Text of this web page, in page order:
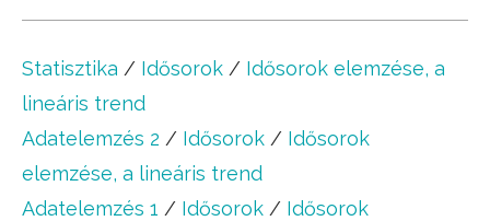
Statisztika / Idősorok / Idősorok elemzése, a
lineáris trend
Adatelemzés 2 / Idősorok / Idősorok
elemzése, a lineáris trend
Adatelemzés 1 / Idősorok / Idősorok